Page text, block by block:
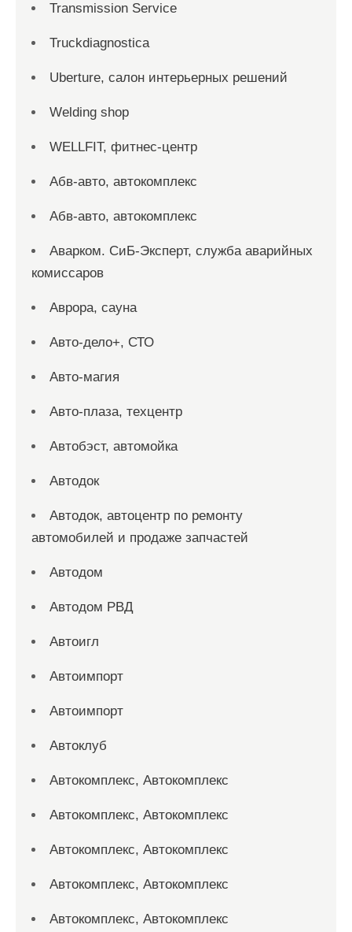
Transmission Service
Truckdiagnostica
Uberture, салон интерьерных решений
Welding shop
WELLFIT, фитнес-центр
Абв-авто, автокомплекс
Абв-авто, автокомплекс
Аварком. СиБ-Эксперт, служба аварийных
комиссаров
Аврора, сауна
Авто-дело+, СТО
Авто-магия
Авто-плаза, техцентр
Автобэст, автомойка
Автодок
Автодок, автоцентр по ремонту
автомобилей и продаже запчастей
Автодом
Автодом РВД
Автоигл
Автоимпорт
Автоимпорт
Автоклуб
Автокомплекс, Автокомплекс
Автокомплекс, Автокомплекс
Автокомплекс, Автокомплекс
Автокомплекс, Автокомплекс
Автокомплекс, Автокомплекс